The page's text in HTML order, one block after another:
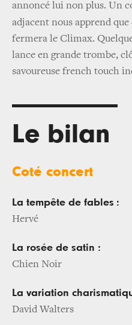
annoncé lui non plus. Un
adjacent nous apprend que
fermera le Climax.
lance en grande trombe,
savoureuse french touch
Le bilan
Coté concert
La tempête de fables :
Hervé
La rosée de satin :
Chien Noir
La variation
David Walters